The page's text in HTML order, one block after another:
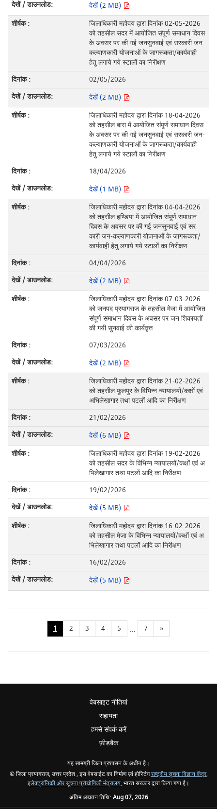
देखें (2 MB)
जिलाधिकारी महोदय द्वारा दिनांक 02-05-2026
को तहसील सदर में आयोजित संपूर्ण समाधान दिवस
के अवसर पर की गई जनसुनवाई एवं सरकारी जन-
कल्याणकारी योजनाओं के जागरूकता/कार्यवाही
हेतु लगाये गये स्टालों का निरीक्षण
02/05/2026
देखें (2 MB)
जिलाधिकारी महोदय द्वारा दिनांक 18-04-2026
को तहसील बारा में आयोजित संपूर्ण समाधान दिवस
के अवसर पर की गई जनसुनवाई एवं सरकारी जन-
कल्याणकारी योजनाओं के जागरूकता/कार्यवाही
हेतु लगाये गये स्टालों का निरीक्षण
18/04/2026
देखें (1 MB)
जिलाधिकारी महोदय द्वारा दिनांक 04-04-2026
को तहसील हण्डिया में आयोजित संपूर्ण समाधान
दिवस के अवसर पर की गई जनसुनवाई एवं सर
कारी जन-कल्याणकारी योजनाओं के जागरूकता/
कार्यवाही हेतु लगाये गये स्टालों का निरीक्षण
04/04/2026
देखें (2 MB)
जिलाधिकारी महोदय द्वारा दिनांक 07-03-2026
को जनपद प्रयागराज के तहसील मेजा में आयोजित
संपूर्ण समाधान दिवस के अवसर पर जन शिकायतों
की गयी सुनवाई की कार्यवृत्त
07/03/2026
देखें (2 MB)
जिलाधिकारी महोदय द्वारा दिनांक 21-02-2026
को तहसील फूलपुर के विभिन्न न्यायालयों/कक्षों एवं
अभिलेखागार तथा पटलों आदि का निरीक्षण
21/02/2026
देखें (6 MB)
जिलाधिकारी महोदय द्वारा दिनांक 19-02-2026
को तहसील सदर के विभिन्न न्यायालयों/कक्षों एवं अ
भिलेखागार तथा पटलों आदि का निरीक्षण
19/02/2026
देखें (5 MB)
जिलाधिकारी महोदय द्वारा दिनांक 16-02-2026
को तहसील मेजा के विभिन्न न्यायालयों/कक्षों एवं अ
भिलेखागार तथा पटलों आदि का निरीक्षण
16/02/2026
देखें (5 MB)
1 2 3 4 5 ... 7 »
वेबसाइट नीतियां
सहायता
हमसे संपर्क करें
फ़ीडबैक
यह सामग्री जिला प्रशासन के अधीन है।
© जिला प्रयागराज, उत्तर प्रदेश , इस वेबसाईट का निर्माण एवं होस्टिंगराष्ट्रीय सूचना विज्ञान केंद्र,
इलेक्ट्रॉनिकी और सूचना प्रौद्योगिकी मंत्रालय, भारत सरकार द्वारा किया गया है।
अंतिम अद्यतन तिथि: Aug 07, 2026